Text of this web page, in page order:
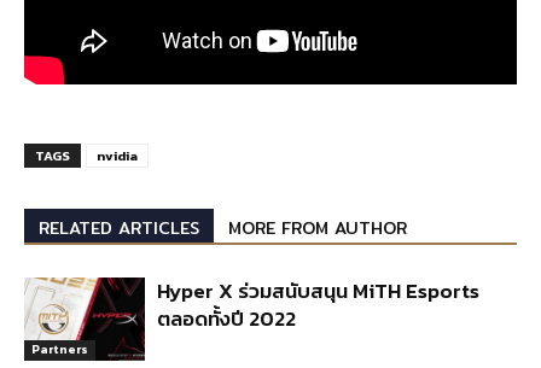
TAGS nvidia
RELATED ARTICLES MORE FROM AUTHOR
Partners
Hyper X ร่วมสนับสนุน MiTH Esports
ตลอดทั้งปี 2022